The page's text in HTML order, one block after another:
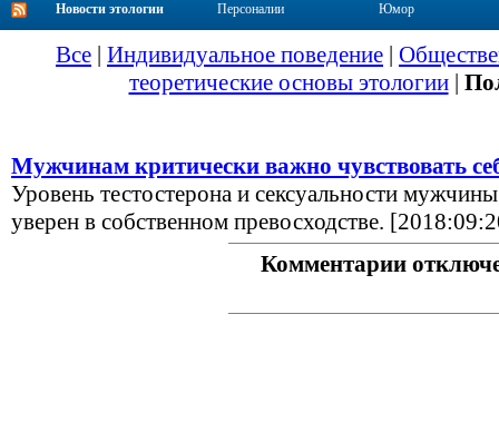
Новости этологии Персоналии Юмор
Все | Индивидуальное поведение |
теоретические основы этологии|
Мужчинам критически важно чувствовать
Уровень тестостерона и сексуальности мужчины
уверен в собственном превосходстве.
Комментарии